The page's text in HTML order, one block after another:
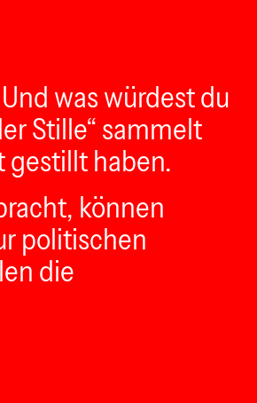
was würdest du
Stille“ sammelt
gestillt haben.
können
politischen
die